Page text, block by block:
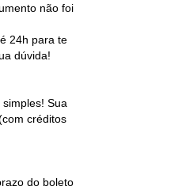
não foi
24h para te
dúvida!
Sua
créditos
do boleto